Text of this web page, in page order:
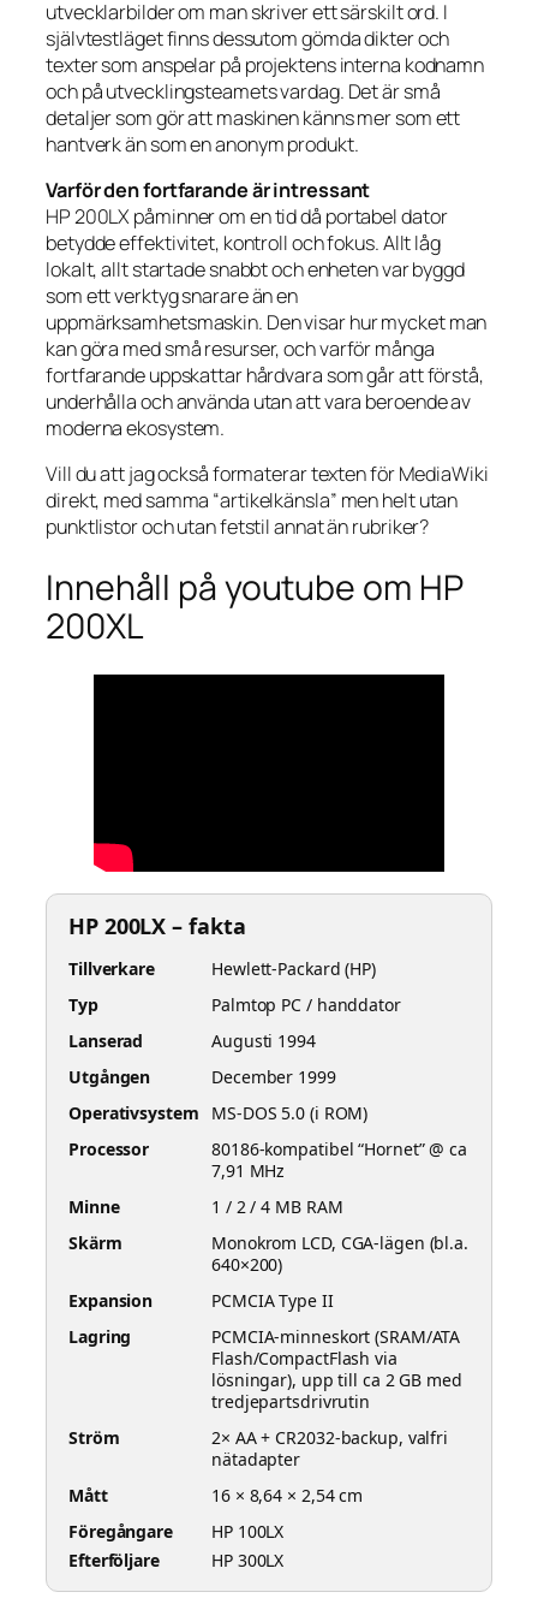
utvecklarbilder om man skriver ett särskilt ord. I
självtestläget finns dessutom gömda dikter och
texter som anspelar på projektens interna kodnamn
och på utvecklingsteamets vardag. Det är små
detaljer som gör att maskinen känns mer som ett
hantverk än som en anonym produkt.
Varför den fortfarande är intressant
HP 200LX påminner om en tid då portabel dator
betydde effektivitet, kontroll och fokus. Allt låg
lokalt, allt startade snabbt och enheten var byggd
som ett verktyg snarare än en
uppmärksamhetsmaskin. Den visar hur mycket man
kan göra med små resurser, och varför många
fortfarande uppskattar hårdvara som går att förstå,
underhålla och använda utan att vara beroende av
moderna ekosystem.
Vill du att jag också formaterar texten för MediaWiki
direkt, med samma “artikelkänsla” men helt utan
punktlistor och utan fetstil annat än rubriker?
Innehåll på youtube om HP
200XL
HP 200LX – fakta
Tillverkare
Hewlett-Packard (HP)
Typ
Palmtop PC / handdator
Lanserad
Augusti 1994
Utgången
December 1999
Operativsystem
MS-DOS 5.0 (i ROM)
Processor
80186-kompatibel “Hornet” @ ca
7,91 MHz
Minne
1 / 2 / 4 MB RAM
Skärm
Monokrom LCD, CGA-lägen (bl.a.
640×200)
Expansion
PCMCIA Type II
Lagring
PCMCIA-minneskort (SRAM/ATA
Flash/CompactFlash via
lösningar), upp till ca 2 GB med
tredjepartsdrivrutin
Ström
2× AA + CR2032-backup, valfri
nätadapter
Mått
16 × 8,64 × 2,54 cm
Föregångare
HP 100LX
Efterföljare
HP 300LX